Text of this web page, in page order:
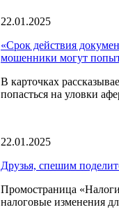
22.01.2025
«Срок действия
мошенники могут
В карточках
попасться на уловки
22.01.2025
Друзья, спешим
Промостраница
налоговые изменения